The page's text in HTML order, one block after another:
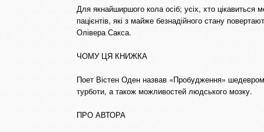
Для якнайширшого кола осіб; усіх, хто цікавиться
пацієнтів, які з майже безнадійного стану
Олівера Сакса.
ЧОМУ ЦЯ КНИЖКА
Поет Вістен Оден назвав «Пробудження»
турботи, а також можливостей людського мозку.
ПРО АВТОРА